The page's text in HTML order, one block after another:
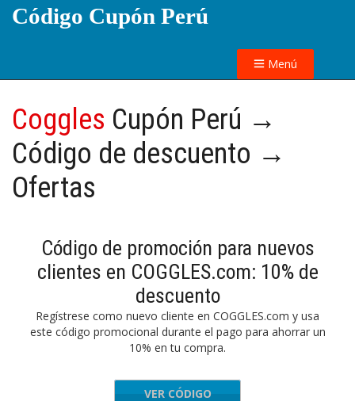
Código Cupón Perú
Menú
Coggles Cupón Perú →
Código de descuento →
Ofertas
Código de promoción para nuevos
clientes en COGGLES.com: 10% de
descuento
Regístrese como nuevo cliente en COGGLES.com y usa
este código promocional durante el pago para ahorrar un
10% en tu compra.
NEWCOG
VER CÓDIGO